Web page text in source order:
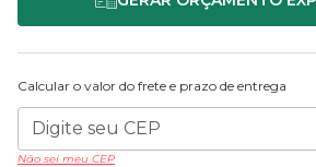
Calcular o valor do frete e prazo de entrega
Não sei meu CEP